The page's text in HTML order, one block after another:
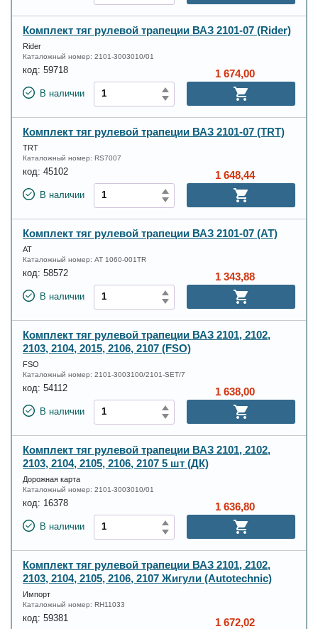
Комплект тяг рулевой трапеции ВАЗ 2101-07 (Rider)
Rider
Каталожный номер: 2101-3003010/01
код: 59718
В наличии
1 674,00
Комплект тяг рулевой трапеции ВАЗ 2101-07 (TRT)
TRT
Каталожный номер: RS7007
код: 45102
В наличии
1 648,44
Комплект тяг рулевой трапеции ВАЗ 2101-07 (АТ)
АТ
Каталожный номер: AT 1060-001TR
код: 58572
В наличии
1 343,88
Комплект тяг рулевой трапеции ВАЗ 2101, 2102,
2103, 2104, 2015, 2106, 2107 (FSO)
FSO
Каталожный номер: 2101-3003100/2101-SET/7
код: 54112
В наличии
1 638,00
Комплект тяг рулевой трапеции ВАЗ 2101, 2102,
2103, 2104, 2105, 2106, 2107 5 шт (ДК)
Дорожная карта
Каталожный номер: 2101-3003010/01
код: 16378
В наличии
1 636,80
Комплект тяг рулевой трапеции ВАЗ 2101, 2102,
2103, 2104, 2105, 2106, 2107 Жигули (Autotechnic)
Импорт
Каталожный номер: RH11033
код: 59381 1 672,02